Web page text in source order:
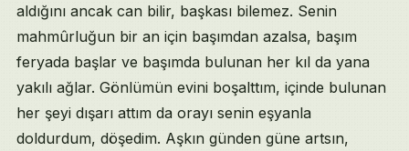
aldığını ancak can bilir, başkası bilemez. Senin
mahmûrluğun bir an için başımdan azalsa, başım
feryada başlar ve başımda bulunan her kıl da yana
yakılı ağlar. Gönlümün evini boşalttım, içinde bulunan
her şeyi dışarı attım da orayı senin eşyanla
doldurdum, döşedim. Aşkın günden güne artsın,